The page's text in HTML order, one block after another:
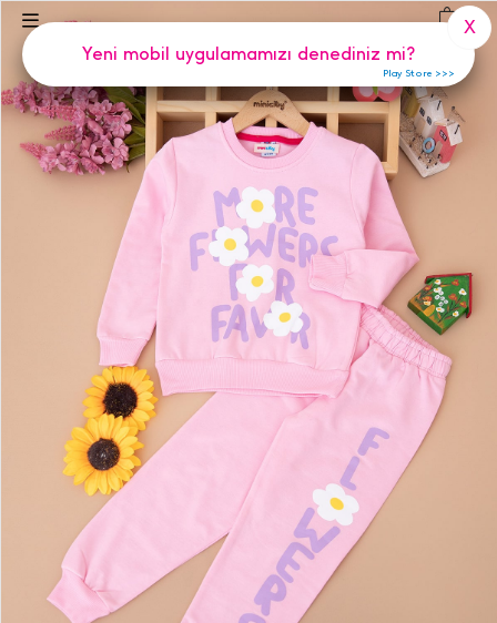
0 )
Yeni mobil uygulamamızı denediniz mi?
X
Play Store >>>